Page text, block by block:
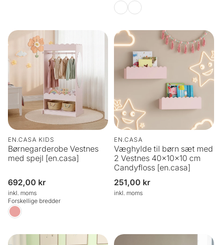
EN.CASA KIDS
Børnegarderobe Vestnes
med spejl [en.casa]
Normalpris
692,00 kr
inkl. moms
Forskellige bredder
EN.CASA
Væghylde til børn sæt med
2 Vestnes 40x10x10 cm
Candyfloss [en.casa]
Normalpris
251,00 kr
inkl. moms